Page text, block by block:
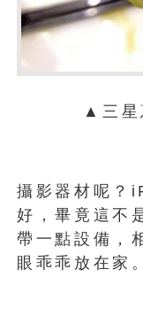
▲三星
攝影器材呢
好，畢竟這不
帶一點設備，
眼乖乖放在家